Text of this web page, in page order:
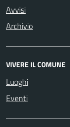
Avvisi
Archivio
VIVERE IL COMUNE
Luoghi
Eventi